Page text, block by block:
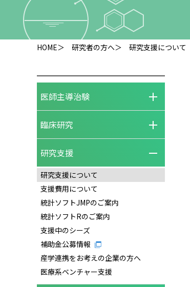
HOME＞ 研究者の方へ＞ 研究支援について
医師主導治験
臨床研究
研究支援
研究支援について
支援費用について
統計ソフトJMPのご案内
統計ソフトRのご案内
支援中のシーズ
補助金公募情報
産学連携をお考えの企業の方へ
医療系ベンチャー支援